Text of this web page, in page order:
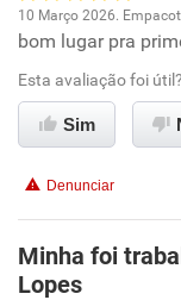
Oportunidade de
Ambiente de
Benefícios
Recomenda
10 Março 2026.
bom lugar pra
Esta avaliação foi útil?
Sim
Denunciar
Minha foi
Lopes